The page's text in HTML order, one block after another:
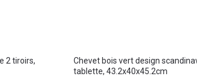
2 tiroirs,
Chevet bois vert design
tablette, 43.2x40x45.2cm